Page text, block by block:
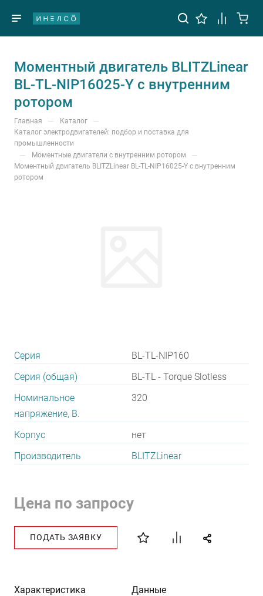
Моментный двигатель BLITZLinear
BL-TL-NIP16025-Y с внутренним
ротором
Главная — Каталог —
Каталог электродвигателей: подбор и поставка для
промышленности
— Моментные двигатели с внутренним ротором —
Моментный двигатель BLITZLinear BL-TL-NIP16025-Y с внутренним
ротором
Серия
BL-TL-NIP160
Серия (общая)
BL-TL - Torque Slotless
Номинальное
напряжение, В.
320
Корпус
нет
Производитель
BLITZLinear
Цена по запросу
ПОДАТЬ ЗАЯВКУ
Характеристика Данные